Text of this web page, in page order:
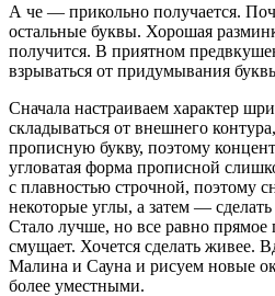
А че — прикольно получается.
остальные буквы. Хорошая
получится. В приятном
взрываться от придумывания
Сначала настраиваем характер
складываться от внешнего
прописную букву, поэтому
угловатая форма прописной
с плавностью строчной, поэтому
некоторые углы, а затем —
Стало лучше, но все равно прямое
смущает. Хочется сделать живее.
Малина и Сауна и рисуем новые
более уместными.